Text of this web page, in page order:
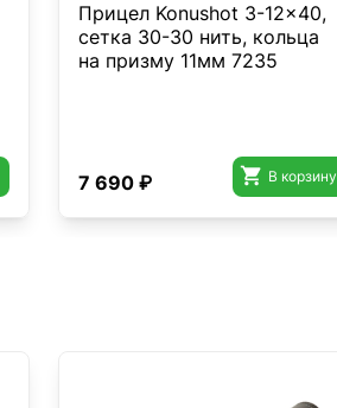
Прицел Konushot 3-12x40,
сетка 30-30 нить, кольца
на призму 11мм 7235
7 690 ₽  В корзину